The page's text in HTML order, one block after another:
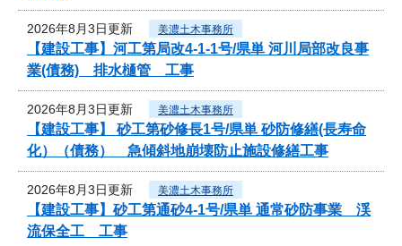
2026年8月3日更新 美濃土木事務所
【建設工事】河工第局改4-1-1号/県単 河川局部改良事
業(債務) 排水樋管 工事
2026年8月3日更新 美濃土木事務所
【建設工事】 砂工第砂修長1号/県単 砂防修繕(長寿命
化）（債務） 急傾斜地崩壊防止施設修繕工事
2026年8月3日更新 美濃土木事務所
【建設工事】砂工第通砂4-1号/県単 通常砂防事業 渓
流保全工 工事